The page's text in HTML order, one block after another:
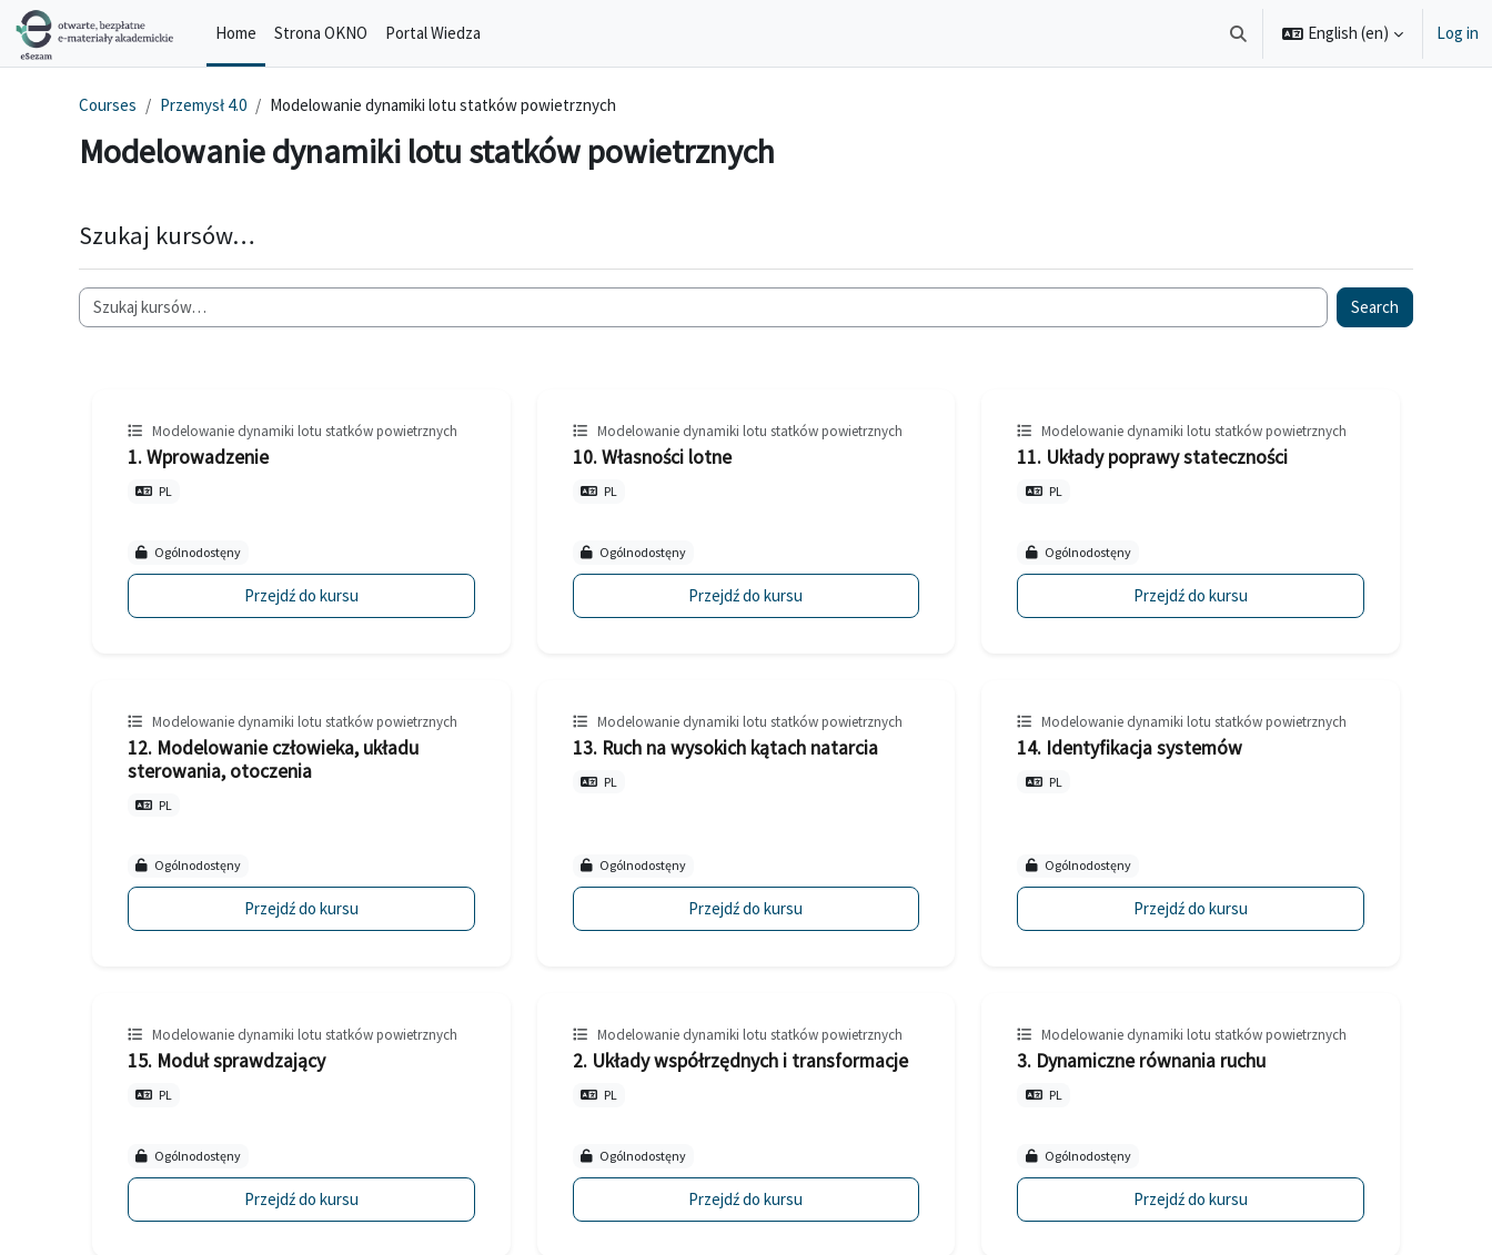
Skip to main content
Home
Strona OKNO Portal Wiedza Toggle search input
English ‎(en)‎ Log in
Courses Przemysł 4.0 Modelowanie dynamiki lotu statków powietrznych
Modelowanie dynamiki lotu statków powietrznych
Szukaj kursów…
Search
Modelowanie dynamiki lotu statków powietrznych
1. Wprowadzenie
PL
Ogólnodostęny
Przejdź do kursu
Modelowanie dynamiki lotu statków powietrznych
10. Własności lotne
PL
Ogólnodostęny
Przejdź do kursu
Modelowanie dynamiki lotu statków powietrznych
11. Układy poprawy stateczności
PL
Ogólnodostęny
Przejdź do kursu
Modelowanie dynamiki lotu statków powietrznych
12. Modelowanie człowieka, układu
sterowania, otoczenia
PL
Ogólnodostęny
Przejdź do kursu
Modelowanie dynamiki lotu statków powietrznych
13. Ruch na wysokich kątach natarcia
PL
Ogólnodostęny
Przejdź do kursu
Modelowanie dynamiki lotu statków powietrznych
14. Identyfikacja systemów
PL
Ogólnodostęny
Przejdź do kursu
Modelowanie dynamiki lotu statków powietrznych
15. Moduł sprawdzający
PL
Ogólnodostęny
Przejdź do kursu
Modelowanie dynamiki lotu statków powietrznych
2. Układy współrzędnych i transformacje
PL
Ogólnodostęny
Przejdź do kursu
Modelowanie dynamiki lotu statków powietrznych
3. Dynamiczne równania ruchu
PL
Ogólnodostęny
Przejdź do kursu